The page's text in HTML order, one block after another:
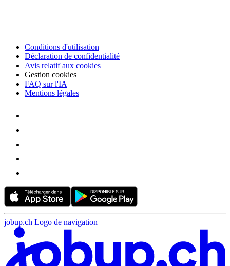
Conditions d'utilisation
Déclaration de confidentialité
Avis relatif aux cookies
Gestion cookies
FAQ sur l'IA
Mentions légales
jobup.ch Logo de navigation